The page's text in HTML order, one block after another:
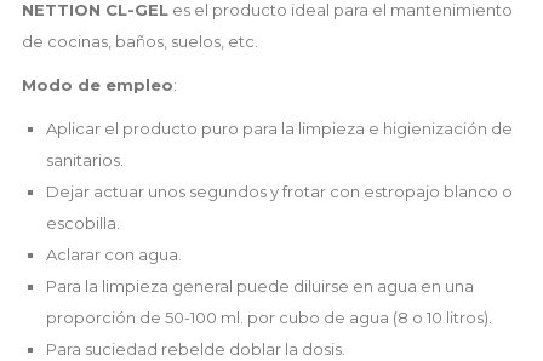
NETTION CL-GELes el producto ideal para el mantenimiento
de cocinas, baños, suelos, etc.
Modo de empleo:
Aplicar el producto puro para la limpieza e higienización de
sanitarios.
Dejar actuar unos segundos y frotar con estropajo blanco o
escobilla.
Aclarar con agua.
Para la limpieza general puede diluirse en agua en una
proporción de 50-100 ml. por cubo de agua (8 o 10 litros).
Para suciedad rebelde doblar la dosis.